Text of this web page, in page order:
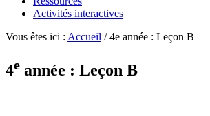
Activités interactives
Vous êtes ici : Accueil /4e année : Leçon B
4e année : Leçon B